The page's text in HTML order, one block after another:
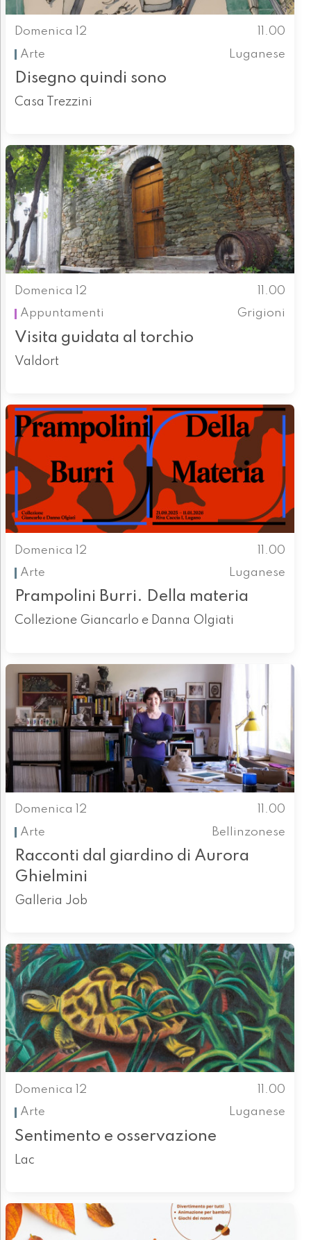
Domenica 12
11.00
Arte
Luganese
Disegno quindi sono
Casa Trezzini
Domenica 12
11.00
Appuntamenti
Grigioni
Visita guidata al torchio
Valdort
Domenica 12
11.00
Arte
Luganese
Prampolini Burri. Della materia
Collezione Giancarlo e Danna Olgiati
Domenica 12
11.00
Arte
Bellinzonese
Racconti dal giardino di Aurora
Ghielmini
Galleria Job
Domenica 12
11.00
Arte
Luganese
Sentimento e osservazione
Lac